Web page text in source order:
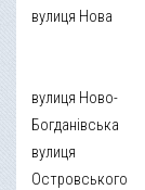
вулиця Нова
вулиця Ново-
Богданівська
вулиця
Островського